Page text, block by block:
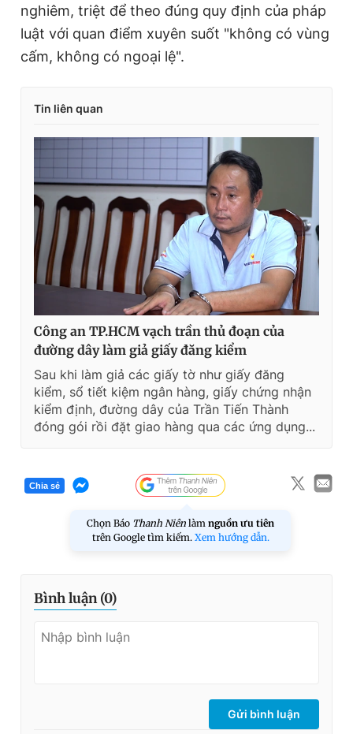
nghiêm, triệt để theo đúng quy định của pháp
luật với quan điểm xuyên suốt "không có vùng
cấm, không có ngoại lệ".
Tin liên quan
Công an TP.HCM vạch trần thủ đoạn của
đường dây làm giả giấy đăng kiểm
Sau khi làm giả các giấy tờ như giấy đăng
kiểm, sổ tiết kiệm ngân hàng, giấy chứng nhận
kiểm định, đường dây của Trần Tiến Thành
đóng gói rồi đặt giao hàng qua các ứng dụng...
Chia sẻ
Chọn Báo Thanh Niên làm nguồn ưu tiên
trên Google tìm kiếm. Xem hướng dẫn.
Bình luận (0)
Gửi bình luận